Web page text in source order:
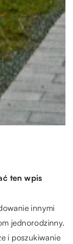
ten wpis
innymi
jednorodzinny.
i poszukiwanie